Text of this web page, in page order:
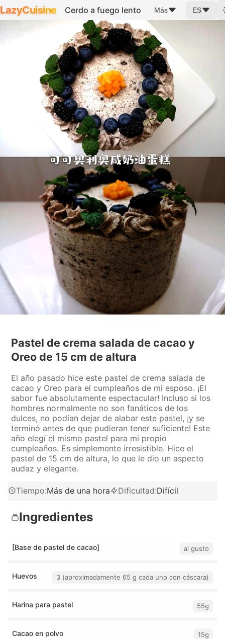
LazyCuisine Cerdo a fuego lento Más ES
Pastel de crema salada de cacao y
Oreo de 15 cm de altura
El año pasado hice este pastel de crema salada de
cacao y Oreo para el cumpleaños de mi esposo. ¡El
sabor fue absolutamente espectacular! Incluso si los
hombres normalmente no son fanáticos de los
dulces, no podían dejar de alabar este pastel, ¡y se
terminó antes de que pudieran tener suficiente! Este
año elegí el mismo pastel para mi propio
cumpleaños. Es simplemente irresistible. Hice el
pastel de 15 cm de altura, lo que le dio un aspecto
audaz y elegante.
Tiempo:Más de una hora Dificultad:Difícil
Ingredientes
[Base de pastel de cacao] al gusto
Huevos 3 (aproximadamente 65 g cada uno con cáscara)
Harina para pastel 55g
Cacao en polvo 15g